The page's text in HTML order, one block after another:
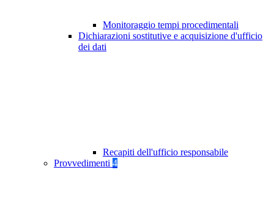
Monitoraggio tempi procedimentali
Dichiarazioni sostitutive e acquisizione d'ufficio
dei dati
Recapiti dell'ufficio responsabile
Provvedimenti 4